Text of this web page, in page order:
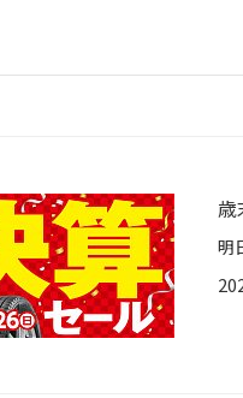
歳